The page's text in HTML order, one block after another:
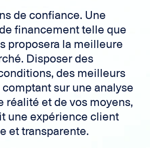
de confiance. Une
financement telle que
proposera la meilleure
Disposer des
des meilleurs
sur une analyse
réalité et de vos moyens,
une expérience client
et transparente.